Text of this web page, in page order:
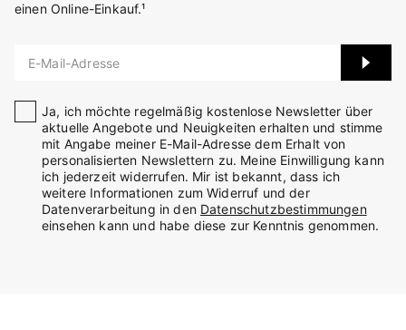
einen Online-Einkauf.¹
E-Mail-Adresse
Ja, ich möchte regelmäßig kostenlose Newsletter über
aktuelle Angebote und Neuigkeiten erhalten und stimme
mit Angabe meiner E-Mail-Adresse dem Erhalt von
personalisierten Newslettern zu. Meine Einwilligung kann
ich jederzeit widerrufen. Mir ist bekannt, dass ich
weitere Informationen zum Widerruf und der
Datenverarbeitung in den Datenschutzbestimmungen
einsehen kann und habe diese zur Kenntnis genommen.